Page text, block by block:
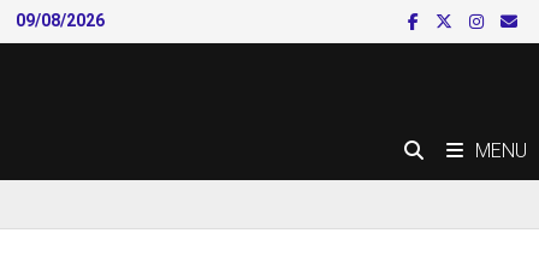
Skip
to
09/08/2026
MENU